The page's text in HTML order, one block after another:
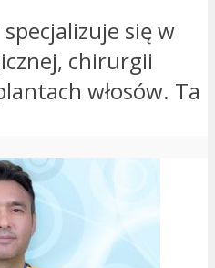
się w
chirurgii
włosów. Ta